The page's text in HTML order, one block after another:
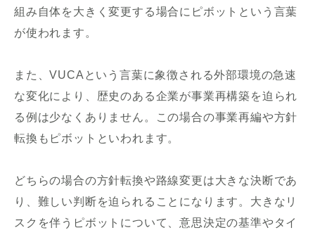
組み自体を大きく変更する場合にピボットという言葉
が使われます。
また、VUCAという言葉に象徴される外部環境の急速
な変化により、歴史のある企業が事業再構築を迫られ
る例は少なくありません。この場合の事業再編や方針
転換もピボットといわれます。
どちらの場合の方針転換や路線変更は大きな決断であ
り、難しい判断を迫られることになります。大きなリ
スクを伴うピボットについて、意思決定の基準やタイ